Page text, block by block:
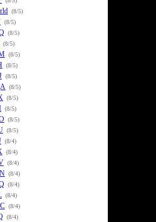
(8/5)
(8/5)
(8/5)
(8/5)
(8/5)
(8/5)
(8/5)
(8/5)
(8/5)
(8/5)
(8/5)
(8/5)
(8/4)
(8/4)
(8/4)
(8/4)
(8/4)
(8/4)
(8/4)
(8/4)